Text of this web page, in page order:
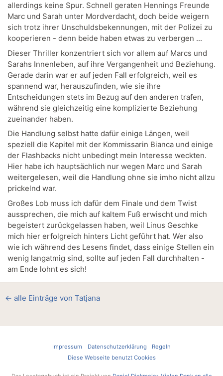
allerdings keine Spur. Schnell geraten Hennings Freunde
Marc und Sarah unter Mordverdacht, doch beide weigern
sich trotz ihrer Unschuldsbekennungen, mit der Polizei zu
kooperieren - denn beide haben etwas zu verbergen ...
Dieser Thriller konzentriert sich vor allem auf Marcs und
Sarahs Innenleben, auf ihre Vergangenheit und Beziehung.
Gerade darin war er auf jeden Fall erfolgreich, weil es
spannend war, herauszufinden, wie sie ihre
Entscheidungen stets im Bezug auf den anderen trafen,
während sie gleichzeitig eine komplizierte Beziehung
zueinander haben.
Die Handlung selbst hatte dafür einige Längen, weil
speziell die Kapitel mit der Kommissarin Bianca und einige
der Flashbacks nicht unbedingt mein Interesse weckten.
Hier habe ich hauptsächlich nur wegen Marc und Sarah
weitergelesen, weil die Handlung ohne sie imho nicht allzu
prickelnd war.
Großes Lob muss ich dafür dem Finale und dem Twist
aussprechen, die mich auf kaltem Fuß erwischt und mich
begeistert zurückgelassen haben, weil Linus Geschke
mich hier erfolgreich hinters Licht geführt hat. Wer also
wie ich während des Lesens findet, dass einige Stellen ein
wenig langatmig sind, sollte auf jeden Fall durchhalten -
am Ende lohnt es sich!
← alle Einträge von Tatjana
Impressum Datenschutzerklärung
Regeln
Diese Webseite benutzt Cookies